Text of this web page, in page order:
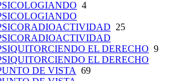
4
25
EL DERECHO 9
EL DERECHO
DE VISTA 69